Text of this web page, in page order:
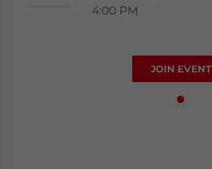
4:00 PM
JOIN EVENT